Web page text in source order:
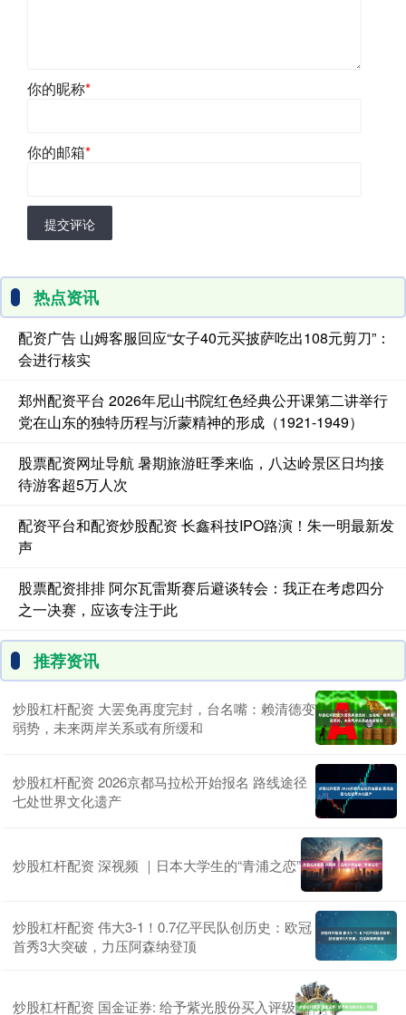
你的昵称*
你的邮箱*
提交评论
热点资讯
配资广告 山姆客服回应“女子40元买披萨吃出108元剪刀”：
会进行核实
郑州配资平台 2026年尼山书院红色经典公开课第二讲举行
党在山东的独特历程与沂蒙精神的形成（1921-1949）
股票配资网址导航 暑期旅游旺季来临，八达岭景区日均接
待游客超5万人次
配资平台和配资炒股配资 长鑫科技IPO路演！朱一明最新发
声
股票配资排排 阿尔瓦雷斯赛后避谈转会：我正在考虑四分
之一决赛，应该专注于此
推荐资讯
炒股杠杆配资 大罢免再度完封，台名嘴：赖清德变
弱势，未来两岸关系或有所缓和
炒股杠杆配资 2026京都马拉松开始报名 路线途径
七处世界文化遗产
炒股杠杆配资 深视频 ｜日本大学生的“青浦之恋”
炒股杠杆配资 伟大3-1！0.7亿平民队创历史：欧冠
首秀3大突破，力压阿森纳登顶
炒股杠杆配资 国金证券: 给予紫光股份买入评级